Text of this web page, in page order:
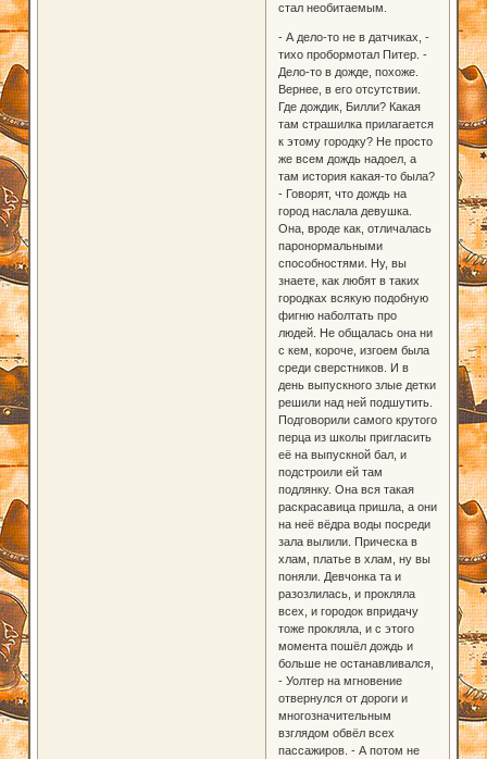
стал необитаемым.
- А дело-то не в датчиках, -
тихо пробормотал Питер. -
Дело-то в дожде, похоже.
Вернее, в его отсутствии.
Где дождик, Билли? Какая
там страшилка прилагается
к этому городку? Не просто
же всем дождь надоел, а
там история какая-то была?
- Говорят, что дождь на
город наслала девушка.
Она, вроде как, отличалась
паронормальными
способностями. Ну, вы
знаете, как любят в таких
городках всякую подобную
фигню наболтать про
людей. Не общалась она ни
с кем, короче, изгоем была
среди сверстников. И в
день выпускного злые детки
решили над ней подшутить.
Подговорили самого крутого
перца из школы пригласить
её на выпускной бал, и
подстроили ей там
подлянку. Она вся такая
раскрасавица пришла, а они
на неё вёдра воды посреди
зала вылили. Прическа в
хлам, платье в хлам, ну вы
поняли. Девчонка та и
разозлилась, и прокляла
всех, и городок впридачу
тоже прокляла, и с этого
момента пошёл дождь и
больше не останавливался,
- Уолтер на мгновение
отвернулся от дороги и
многозначительным
взглядом обвёл всех
пассажиров. - А потом не